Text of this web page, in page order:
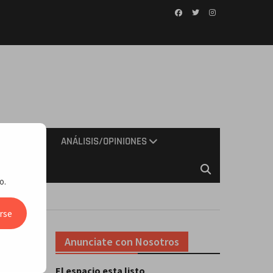
ANÁLISIS/OPINIONES
Anunciate con Nosotros
El espacio esta listo